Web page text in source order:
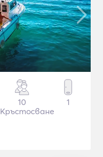
10
Кръстосване
1